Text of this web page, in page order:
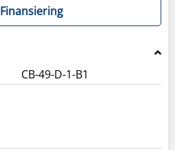
Finansiering
CB-49-D-1-B1